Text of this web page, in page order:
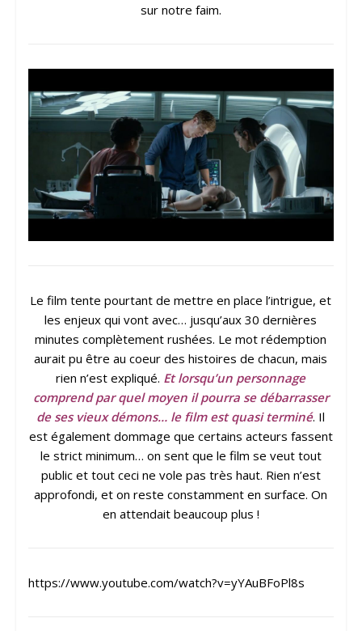
sur notre faim.
Le film tente pourtant de mettre en place l’intrigue, et
les enjeux qui vont avec… jusqu’aux 30 dernières
minutes complètement rushées. Le mot rédemption
aurait pu être au coeur des histoires de chacun, mais
rien n’est expliqué. Et lorsqu’un personnage
comprend par quel moyen il pourra se débarrasser
de ses vieux démons… le film est quasi terminé. Il
est également dommage que certains acteurs fassent
le strict minimum… on sent que le film se veut tout
public et tout ceci ne vole pas très haut. Rien n’est
approfondi, et on reste constamment en surface. On
en attendait beaucoup plus !
https://www.youtube.com/watch?v=yYAuBFoPl8s